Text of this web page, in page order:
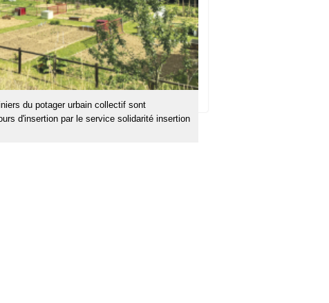
du potager urbain collectif sont
d'insertion par le service solidarité insertion